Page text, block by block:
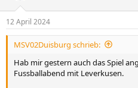
12 April 2024
MSV02Duisburg schrieb:
Hab mir gestern auch das Spiel
Fussballabend mit Leverkusen.